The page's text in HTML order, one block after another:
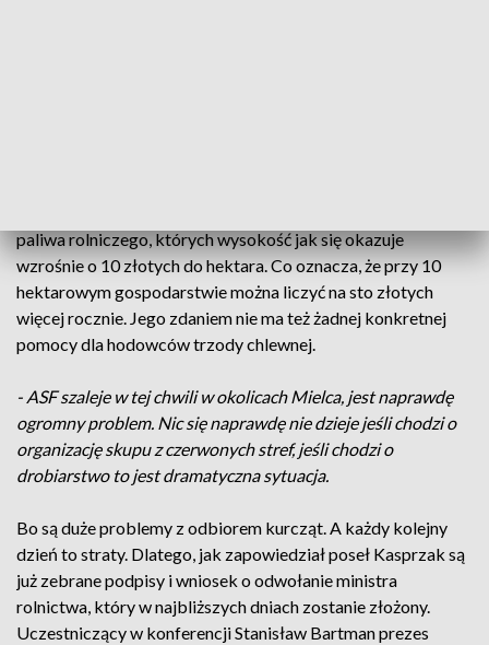
paliwa rolniczego, których wysokość jak się okazuje
wzrośnie o 10 złotych do hektara. Co oznacza, że przy 10
hektarowym gospodarstwie można liczyć na sto złotych
więcej rocznie. Jego zdaniem nie ma też żadnej konkretnej
pomocy dla hodowców trzody chlewnej.
- ASF szaleje w tej chwili w okolicach Mielca, jest naprawdę
ogromny problem. Nic się naprawdę nie dzieje jeśli chodzi o
organizację skupu z czerwonych stref, jeśli chodzi o
drobiarstwo to jest dramatyczna sytuacja.
Bo są duże problemy z odbiorem kurcząt. A każdy kolejny
dzień to straty. Dlatego, jak zapowiedział poseł Kasprzak są
już zebrane podpisy i wniosek o odwołanie ministra
rolnictwa, który w najbliższych dniach zostanie złożony.
Uczestniczący w konferencji Stanisław Bartman prezes